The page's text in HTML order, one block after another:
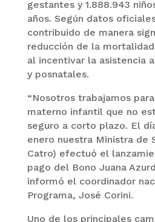
gestantes y 1.888.943
años. Según datos
contribuido de manera
reducción de la
al incentivar la asistencia
y posnatales.
“Nosotros trabajamos
materno infantil que no
seguro a corto plazo. El
enero nuestra Ministra de
Catro) efectuó el
pago del Bono Juana
informó el coordinador
Programa, José Corini.
Uno de los principales